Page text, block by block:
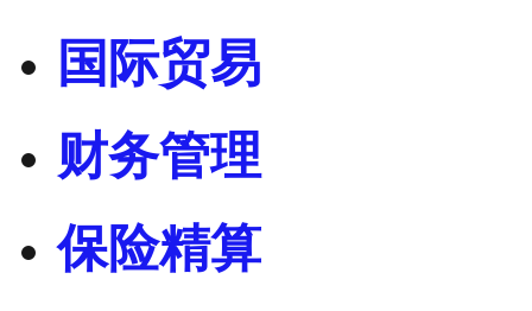
国际贸易
财务管理
保险精算